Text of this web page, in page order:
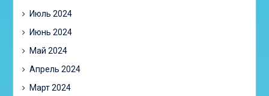
Июль 2024
Июнь 2024
Май 2024
Апрель 2024
Март 2024